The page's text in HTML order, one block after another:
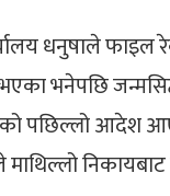
धनुषाले फाइल
भनेपछि
पछिल्लो आदेश